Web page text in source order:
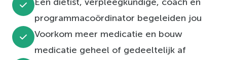
programmacoördinator begeleiden jou
Voorkom meer medicatie en bouw
medicatie geheel of gedeeltelijk af